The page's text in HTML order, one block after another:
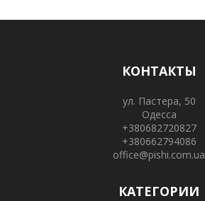
КОНТАКТЫ
ул. Пастера, 50
Одесса
+380682720827
+380662794086
office@pishi.com.ua
КАТЕГОРИИ